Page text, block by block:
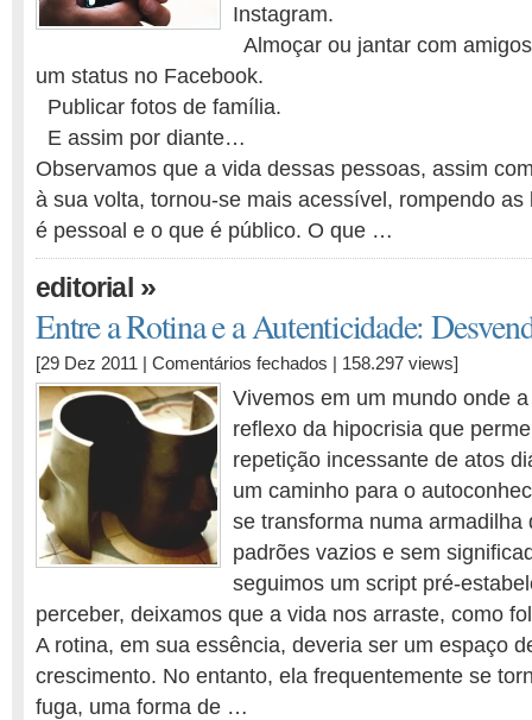
Instagram.
Almoçar ou jantar com
um status no Facebook.
Publicar fotos de família.
E assim por diante…
Observamos que a vida dessas pessoas, assim
à sua volta, tornou-se mais acessível, rompendo
é pessoal e o que é público. O que …
editorial»
Entre a Rotina e a Autenticidade:
[29 Dez 2011 | Comentários fechados em
a
Rotina
e
a
Ilusões
| 158.297 views]
Vivemos em um mundo onde
reflexo da hipocrisia que
repetição incessante de atos
um caminho para o
se transforma numa armadilha
padrões vazios e sem
seguimos um script pré-
perceber, deixamos que a vida nos arraste, como
A rotina, em sua essência, deveria ser um espaço
crescimento. No entanto, ela frequentemente se
fuga, uma forma de …